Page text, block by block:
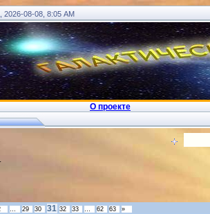
2026-08-08, 8:05 AM
О проекте
Вход
… 29 30 31 32 33 … 62 63 »